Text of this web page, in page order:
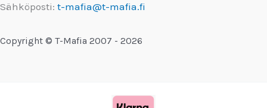
Sähköposti: t-mafia@t-mafia.fi
Copyright © T-Mafia 2007 - 2026